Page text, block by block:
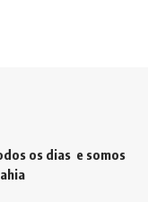
os dias e somos